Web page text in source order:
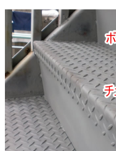
手摺、その他を修理する
鉄骨補修のFAQ
用語解説
会社概要・求人
お客様からの声
お問合せ・見積依頼